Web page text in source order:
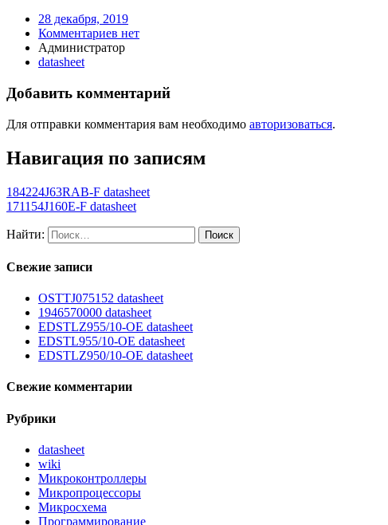
28 декабря, 2019
Комментариев нет
Администратор
datasheet
Добавить комментарий
Для отправки комментария вам необходимо авторизоваться.
Навигация по записям
184224J63RAB-F datasheet
171154J160E-F datasheet
Найти:
Свежие записи
OSTTJ075152 datasheet
1946570000 datasheet
EDSTLZ955/10-OE datasheet
EDSTL955/10-OE datasheet
EDSTLZ950/10-OE datasheet
Свежие комментарии
Рубрики
datasheet
wiki
Микроконтроллеры
Микропроцессоры
Микросхема
Программирование